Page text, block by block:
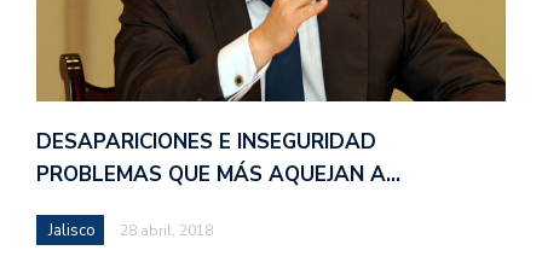
DESAPARICIONES E INSEGURIDAD
PROBLEMAS QUE MÁS AQUEJAN A…
Jalisco 28 abril, 2018